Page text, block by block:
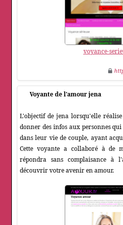
voyance-
Voyante de l'amour jena
L'objectif de jena lorsqu'elle
donner des infos aux personnes
dans leur vie de couple, ayant
Cette voyante a collaboré à de
répondra sans complaisance à
découvrir votre avenir en amour.